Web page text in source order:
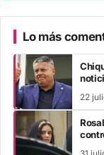
Lo más
22